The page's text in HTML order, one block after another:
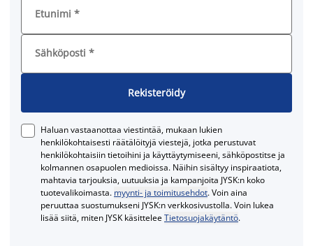
Etunimi *
Sähköposti *
Rekisteröidy
Haluan vastaanottaa viestintää, mukaan lukien
henkilökohtaisesti räätälöityjä viestejä, jotka perustuvat
henkilökohtaisiin tietoihini ja käyttäytymiseeni, sähköpostitse ja
kolmannen osapuolen medioissa. Näihin sisältyy inspiraatiota,
mahtavia tarjouksia, uutuuksia ja kampanjoita JYSK:n koko
tuotevalikoimasta. myynti- ja toimitusehdot. Voin aina
peruuttaa suostumukseni JYSK:n verkkosivustolla. Voin lukea
lisää siitä, miten JYSK käsitteleeTietosuojakäytäntö.